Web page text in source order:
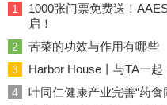
1
1000张门票免费送！
启！
2 苦菜的功效与作用有哪些
3 Harbor House丨与TA一
4 叶同仁健康产业完善“药